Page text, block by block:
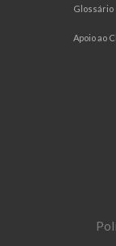
Glossário
Apoio ao